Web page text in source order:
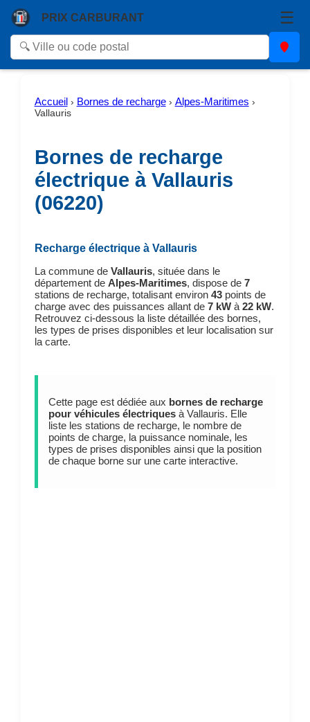
PRIX CARBURANT ☰
Accueil › Bornes de recharge› Alpes-Maritimes ›
Vallauris
Bornes de recharge
électrique à Vallauris
(06220)
Recharge électrique à Vallauris
La commune de Vallauris, située dans le
département de Alpes-Maritimes, dispose de 7
stations de recharge, totalisant environ 43points de
charge avec des puissances allant de 7 kWà 22 kW.
Retrouvez ci-dessous la liste détaillée des bornes,
les types de prises disponibles et leur localisation sur
la carte.
Cette page est dédiée aux bornes de recharge
pour véhicules électriquesà Vallauris. Elle
liste les stations de recharge, le nombre de
points de charge, la puissance nominale, les
types de prises disponibles ainsi que la position
de chaque borne sur une carte interactive.